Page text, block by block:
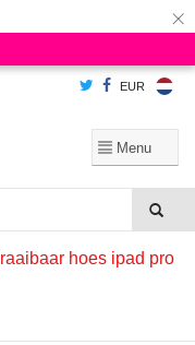
×
EUR
hoes ipad pro
Is dat akkoord?
Ja